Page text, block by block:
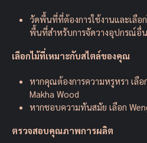
วัดพื้นที่ที่ต้องการใช้งานและเลือ
พื้นที่สำหรับการจัดวางอุปกรณ์อื่
เลือกไม้ที่เหมาะกับสไตล์ของคุณ
หากคุณต้องการความหรูหรา เลือ
Makha Wood
หากชอบความทันสมัย เลือก
ตรวจสอบคุณภาพการผลิต